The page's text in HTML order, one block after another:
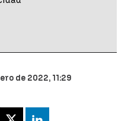
de 2022, 11:29